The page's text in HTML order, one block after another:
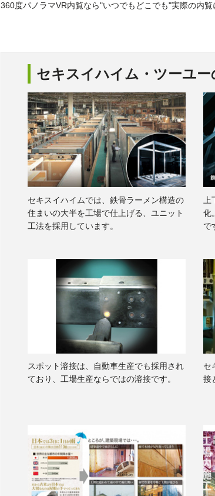
360度パノラマVR内覧なら"いつでもどこでも"実際の内覧
セキスイハイム・ツーユー
セキスイハイムでは、鉄骨ラーメン構造の
住まいの大半を工場で仕上げる、ユニット
工法を採用しています。
化
で
スポット溶接は、自動車生産でも採用され
ており、工場生産ならではの溶接です。
セ
接